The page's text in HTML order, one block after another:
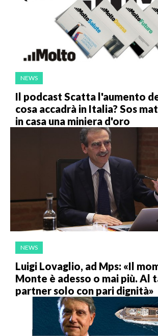
NEWS
Il podcast Scatta l'aumento
cosa accadrà in Italia? Sos
in casa una miniera d'oro
NEWS
Luigi Lovaglio, ad Mps: «Il
Monte è adesso o mai più. Al
partner solo con pari dignità»